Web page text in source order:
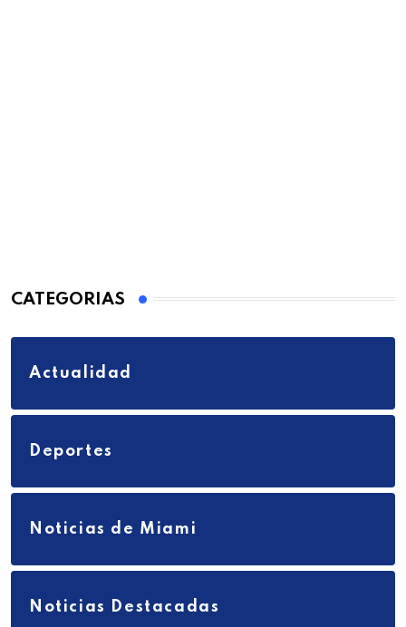
CATEGORIAS
Actualidad
Deportes
Noticias de Miami
Noticias Destacadas